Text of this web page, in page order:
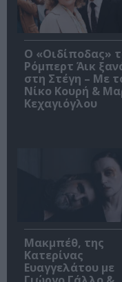
O «Οιδίποδας»
Ρόμπερτ Άικ
στη Στέγη – Με
Νίκο Κουρή &
Κεχαγιόγλου
Μακμπέθ, της
Κατερίνας
Ευαγγελάτου με